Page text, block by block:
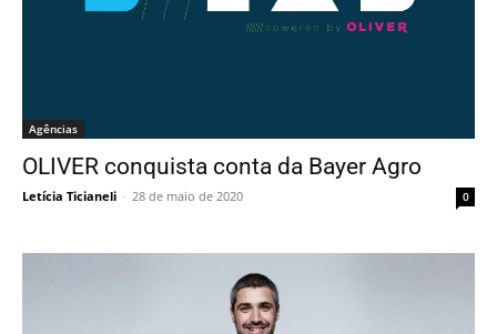
Agências
OLIVER conquista conta da Bayer Agro
Letícia Ticianeli - 28 de maio de 2020 0